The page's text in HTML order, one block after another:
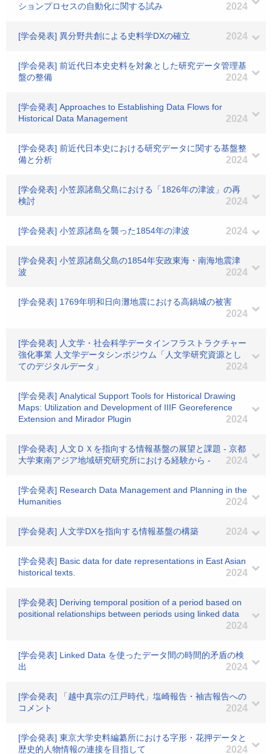
ションプロセスの自動化に関する試み
2024
[学会発表] 異分野共創による史料学DXの確立 2024
[学会発表] 前近代日本史史料を対象とした研究データ管理基
盤の整備
2024
[学会発表] Approaches to Establishing Data Flows for
Historical Data Management
2024
[学会発表] 前近代日本史における研究データに関する基盤整
備と分析
2024
[学会発表] 小笠原諸島父島における「1826年の津波」の再
検討
2024
[学会発表] 小笠原諸島を襲った1854年の津波 2024
[学会発表] 小笠原諸島父島の1854年安政東海・南海地震津
波
2024
[学会発表] 1769年明和日向灘地震における高鍋城の被害
2024
[学会発表] 人文学・社会科学データインフラストラクチャー
強化事業 人文学データシンポジウム「人文学研究資源とし
てのデジタルデータ」
2024
[学会発表] Analytical Support Tools for Historical Drawing
Maps: Utilization and Development of IIIF Georeference
Extension and Mirador Plugin
2024
[学会発表] 人文ＤＸを指向する情報基盤の展望と課題 - 京都
大学東南アジア地域研究研究所における経験から -
2024
[学会発表] Research Data Management and Planning in the
Humanities
2024
[学会発表] 人文学DXを指向する情報基盤の構築 2024
[学会発表] Basic data for date representations in East Asian
historical texts.
2024
[学会発表] Deriving temporal position of a period based on
positional relationships between periods using linked data
2024
[学会発表] Linked Data を使ったデータ間の時間的矛盾の検
出
2024
[学会発表] 「越中真宗の江戸時代」塩崎報告・袖吉報告への
コメント
2024
[学会発表] 東京大学史料編纂所における字形・花押データと
歴史的人物情報の連接を目指して
2024